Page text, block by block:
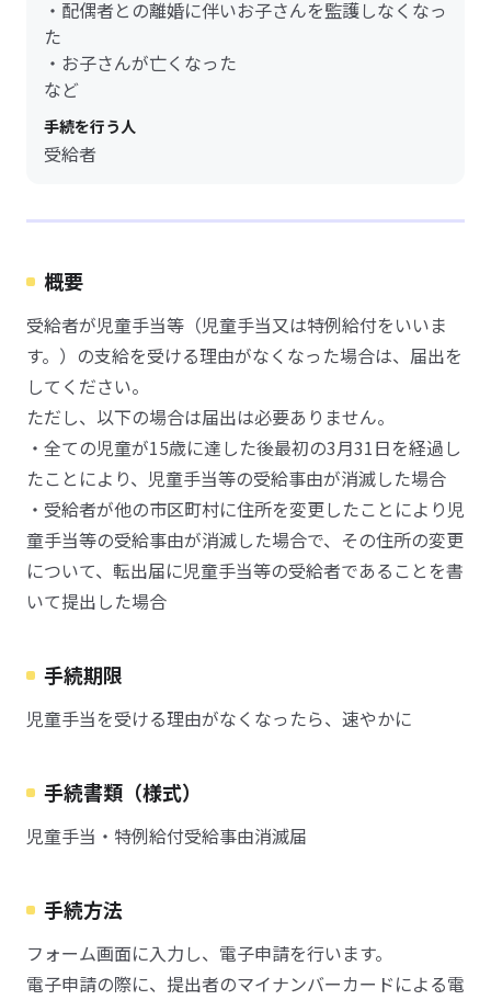
・配偶者との離婚に伴いお子さんを監護しなくなっ
た
・お子さんが亡くなった
など
手続を行う人
受給者
概要
受給者が児童手当等（児童手当又は特例給付をいいま
す。）の支給を受ける理由がなくなった場合は、届出を
してください。
ただし、以下の場合は届出は必要ありません。
・全ての児童が15歳に達した後最初の3月31日を経過し
たことにより、児童手当等の受給事由が消滅した場合
・受給者が他の市区町村に住所を変更したことにより児
童手当等の受給事由が消滅した場合で、その住所の変更
について、転出届に児童手当等の受給者であることを書
いて提出した場合
手続期限
児童手当を受ける理由がなくなったら、速やかに
手続書類（様式）
児童手当・特例給付受給事由消滅届
手続方法
フォーム画面に入力し、電子申請を行います。
電子申請の際に、提出者のマイナンバーカードによる電